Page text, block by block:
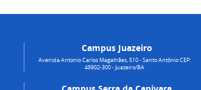
Campus Juazeiro
Avenida Antonio Carlos Magalhães, 510 - Santo Antônio CEP:
48902-300 - Juazeiro/BA